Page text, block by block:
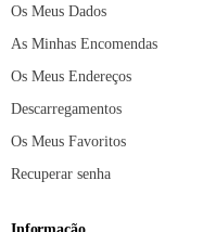
Os Meus Dados
As Minhas Encomendas
Os Meus Endereços
Descarregamentos
Os Meus Favoritos
Recuperar senha
Informação